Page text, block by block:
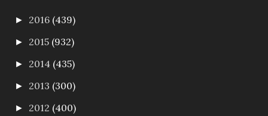
► 2016 (439)
► 2015 (932)
► 2014 (435)
► 2013 (300)
► 2012 (400)